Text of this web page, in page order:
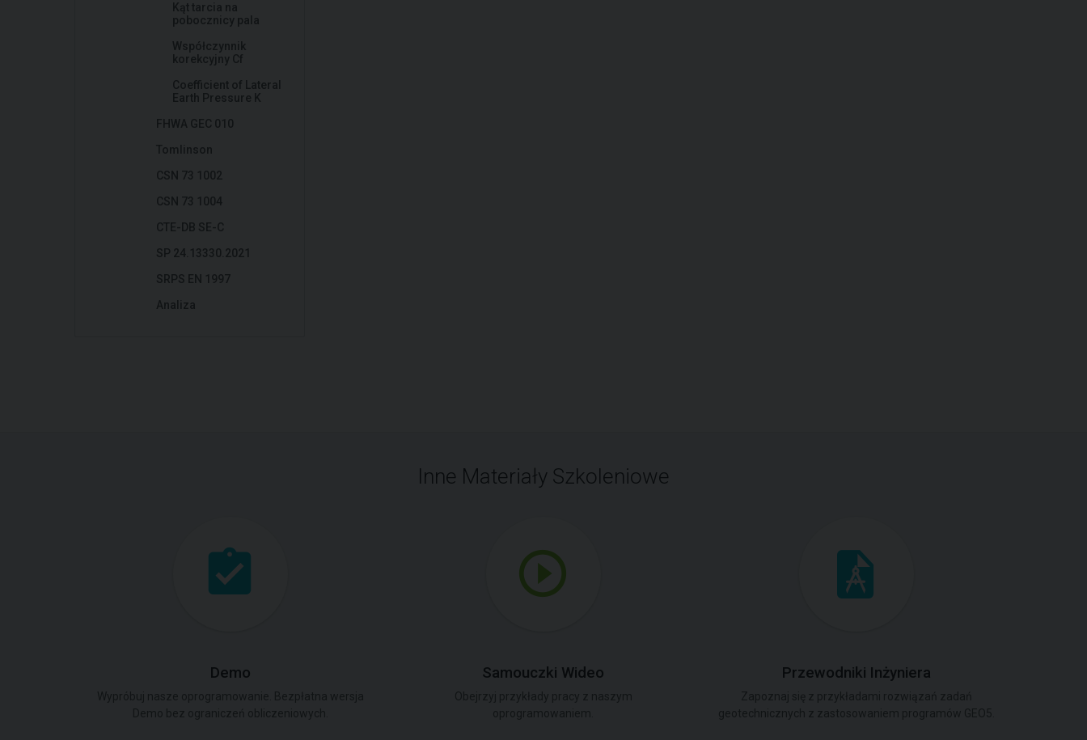
Kąt tarcia na
pobocznicy pala
Współczynnik
korekcyjny Cf
Coefficient of Lateral
Earth Pressure K
FHWA GEC 010
Tomlinson
CSN 73 1002
CSN 73 1004
CTE-DB SE-C
SP 24.13330.2021
SRPS EN 1997
Analiza
Inne Materiały Szkoleniowe
Demo Samouczki Wideo Przewodniki Inżyniera